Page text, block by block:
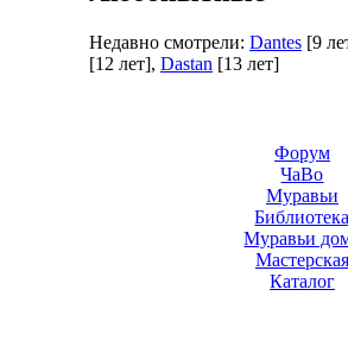
Недавно смотрели: Dantes [9
[12 лет], Dastan [13 лет]
Форум
ЧаВо
Муравьи
Муравьи
Мастерская
Каталог